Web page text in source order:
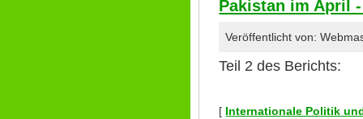
Pakistan im April
Veröffentlicht von:
Teil 2 des Berichts:
[ Internationale Politik